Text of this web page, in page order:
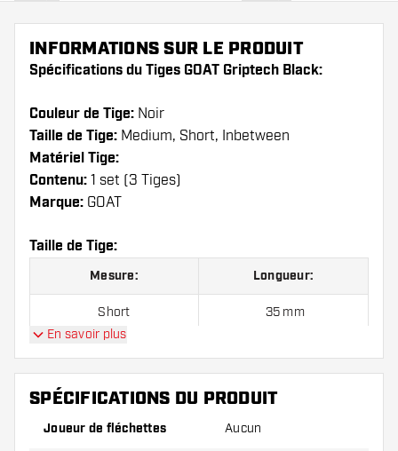
INFORMATIONS SUR LE PRODUIT
Spécifications du Tiges GOAT Griptech Black:
Couleur de Tige: Noir
Taille de Tige: Medium, Short, Inbetween
Matériel Tige:
Contenu: 1 set (3 Tiges)
Marque: GOAT
Taille de Tige:
Mesure: Longueur:
Short 35 mm
En savoir plus
SPÉCIFICATIONS DU PRODUIT
Joueur de fléchettes Aucun